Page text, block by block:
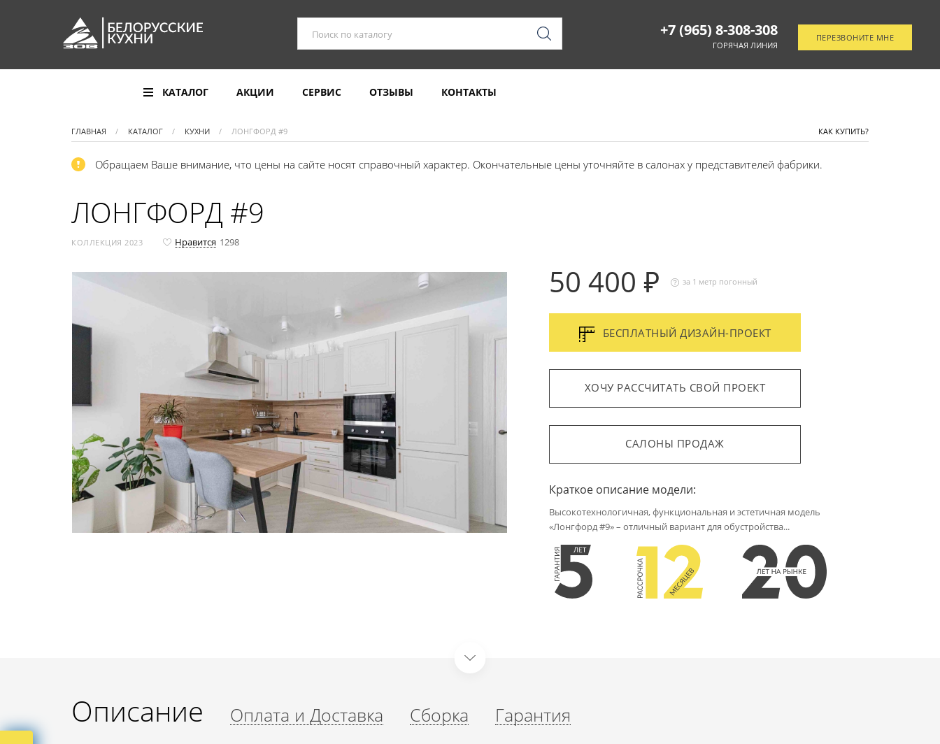
+7 (965) 8-308-308
ГОРЯЧАЯ ЛИНИЯ
ПЕРЕЗВОНИТЕ МНЕ
КАТАЛОГ АКЦИИ СЕРВИС ОТЗЫВЫ КОНТАКТЫ
ГЛАВНАЯ КАТАЛОГ КУХНИ ЛОНГФОРД #9 КАК КУПИТЬ?
Обращаем Ваше внимание, что цены на сайте носят справочный характер. Окончательные цены уточняйте в салонах у представителей фабрики.
ЛОНГФОРД #9
КОЛЛЕКЦИЯ 2023 Нравится 1298
50 400 ₽ за 1 метр погонный
БЕСПЛАТНЫЙ ДИЗАЙН-ПРОЕКТ
ХОЧУ РАССЧИТАТЬ СВОЙ ПРОЕКТ
САЛОНЫ ПРОДАЖ
Краткое описание модели:
Высокотехнологичная, функциональная и эстетичная модель
«Лонгфорд #9» – отличный вариант для обустройства...
Описание Оплата и Доставка Сборка Гарантия